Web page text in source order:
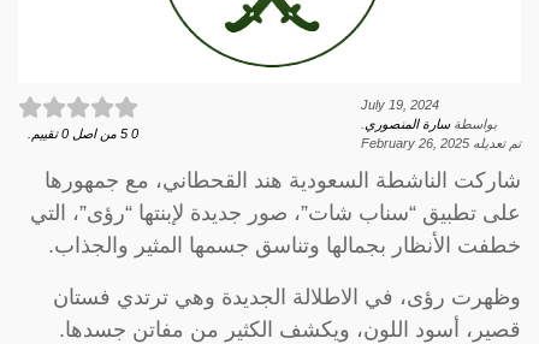
July 19, 2024
بواسطةسارة المنصوري
تم تعديله February 26, 2025
0
5 من اصل 0 تقييم.
شاركت الناشطة السعودية هند القحطاني، مع جمهورها
على تطبيق “سناب شات”، صور جديدة لإبنتها “رؤى”، التي
خطفت الأنظار بجمالها وتناسق جسمها المثير والجذاب.
وظهرت رؤى، في الاطلالة الجديدة وهي ترتدي فستان
قصير، أسود اللون، ويكشف الكثير من مفاتن جسدها.